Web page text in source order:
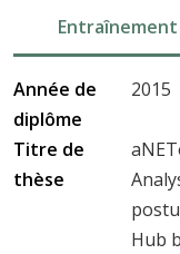
Entraînement
Année de
diplôme
2015
Titre de
thèse
Hub